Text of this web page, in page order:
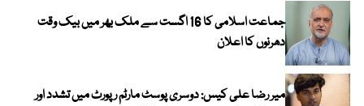
جماعت اسلامی کا 16 اگست سے ملک بھر میں بیک وقت
دھرنوں کا اعلان
میر رضا علی کیس: دوسری پوسٹ مارٹم رپورٹ میں تشدد اور